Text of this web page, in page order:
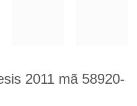
2011 mã 58920-